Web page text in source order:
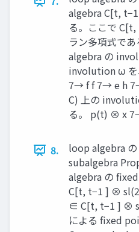
algebra C[t,
る。ここで
ラン多項式で
algebra の
involution ω を
7→ f f 7→ e h
C) 上の
る。 p(t) ⊗ x
8.
loop algebra
subalgebra
algebra の
C[t, t−1 ] ⊗
∈ C[t, t−1 ] ⊗
による fixed